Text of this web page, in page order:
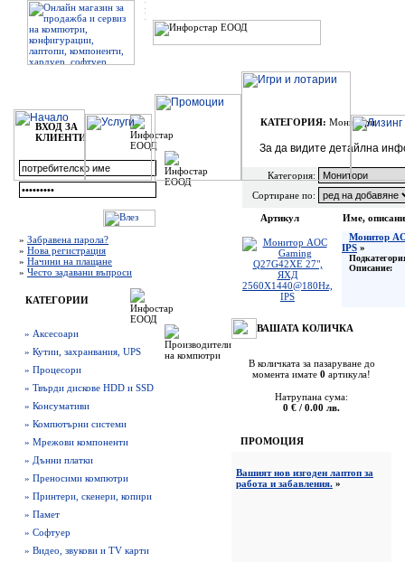
ВХОД ЗА
КЛИЕНТИ
» Забравена парола?
» Нова регистрация
» Начини на плащане
» Често задавани въпроси
КАТЕГОРИИ
» Аксесоари
» Кутии, захранвания, UPS
» Процесори
» Твърди дискове HDD и SSD
» Консумативи
» Компютърни системи
» Мрежови компоненти
» Дънни платки
» Преносими компютри
» Принтери, скенери, копири
» Памет
» Софтуер
» Видео, звукови и TV карти
КАТЕГОРИЯ: Монитори
За да видите детайлна
Категория:
Сортиране по:
Артикул
Име,
Монитор
IPS »
Описание:
ВАШАТА КОЛИЧКА
В количката за пазаруване до
момента имате 0 артикула!
Натрупана сума:
0 € / 0.00 лв.
ПРОМОЦИЯ
Вашият нов изгоден лаптоп за
работа и забавления. »